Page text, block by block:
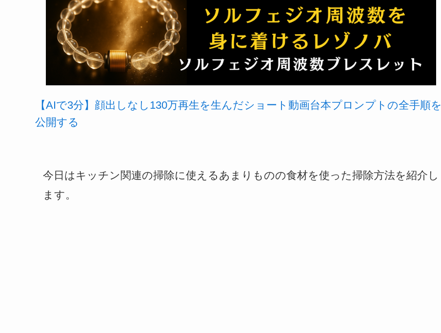
【AIで3分】顔出しなし130万再生を生んだショート動画台本プロンプトの全手順を
公開する
今日はキッチン関連の掃除に使えるあまりものの食材を使った掃除方法を紹介し
ます。